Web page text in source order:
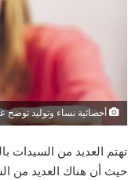
أخصائية نساء وتوليد توضح
تهتم العديد من السيدات
حيث أن هناك العديد من